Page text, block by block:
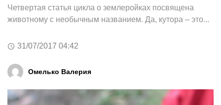
Четвертая статья цикла о землеройках посвящена
животному с необычным названием. Да, кутора – это...
31/07/2017 04:42
Омелько Валерия